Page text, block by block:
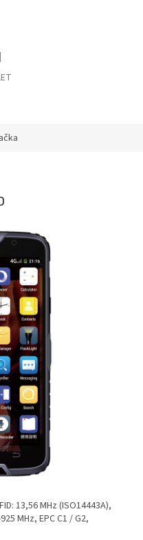
13,56 MHz (ISO14443A),
MHz, EPC C1 / G2,